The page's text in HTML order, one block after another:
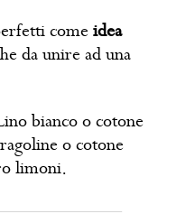
come idea
da unire ad una
bianco o cotone
o cotone
limoni.